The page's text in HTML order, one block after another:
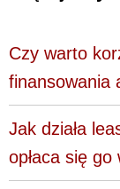
Czy warto
finansowania
Jak działa
opłaca się